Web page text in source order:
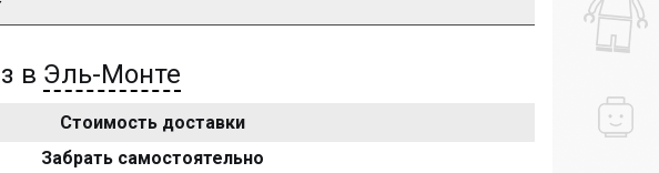
превысит 3000 рублей, Вы получите постоянную скидку на
в Эль-Монте
Стоимость доставки
Забрать самостоятельно